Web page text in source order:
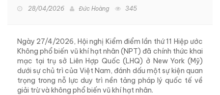
28/04/2026 Đức Hoàng 345
Ngày 27/4/2026, Hội nghị Kiểm điểm lần thứ 11 Hiệp ước
Không phổ biến vũ khí hạt nhân (NPT) đã chính thức khai
mạc tại trụ sở Liên Hợp Quốc (LHQ) ở New York (Mỹ)
dưới sự chủ trì của Việt Nam, đánh dấu một sự kiện quan
trọng trong nỗ lực duy trì nền tảng pháp lý quốc tế về
giải trừ và không phổ biến vũ khí hạt nhân.